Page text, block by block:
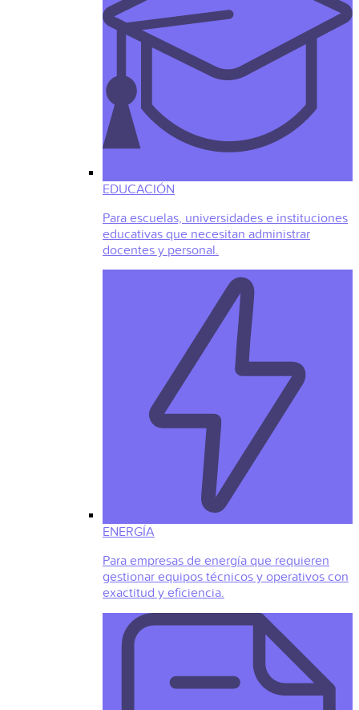
EDUCACIÓN
Para escuelas, universidades e instituciones
educativas que necesitan administrar
docentes y personal.
ENERGÍA
Para empresas de energía que requieren
gestionar equipos técnicos y operativos con
exactitud y eficiencia.